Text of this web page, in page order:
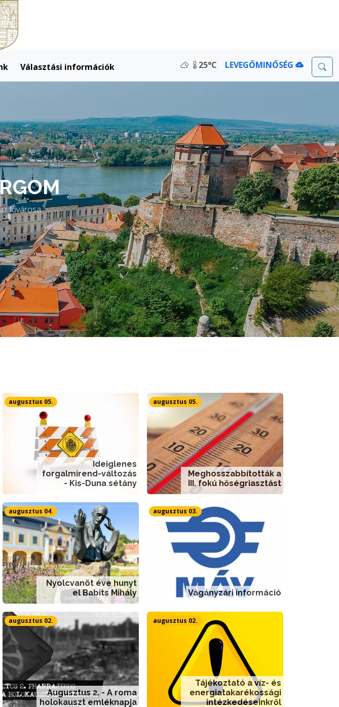
Választási információk 25°C LEVEGŐMINŐSÉG
első városa
Ideiglenes
forgalmirend-változás
- Kis-Duna sétány
augusztus 05.
Meghosszabbították a
III. fokú hőségriasztást
augusztus 05.
Nyolcvanöt éve hunyt
el Babits Mihály
augusztus 04.
Vágányzári információ
augusztus 03.
Augusztus 2. - A roma
holokauszt emléknapja
augusztus 02.
Tájékoztató a víz- és
energiatakarékossági
intézkedéseinkről
augusztus 02.